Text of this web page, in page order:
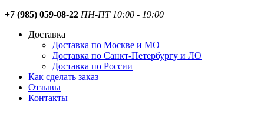
+7 (985) 059-08-22 ПН-ПТ 10:00 - 19:00
Доставка
Доставка по Москве и МО
Доставка по Санкт-Петербургу и ЛО
Доставка по России
Как сделать заказ
Отзывы
Контакты